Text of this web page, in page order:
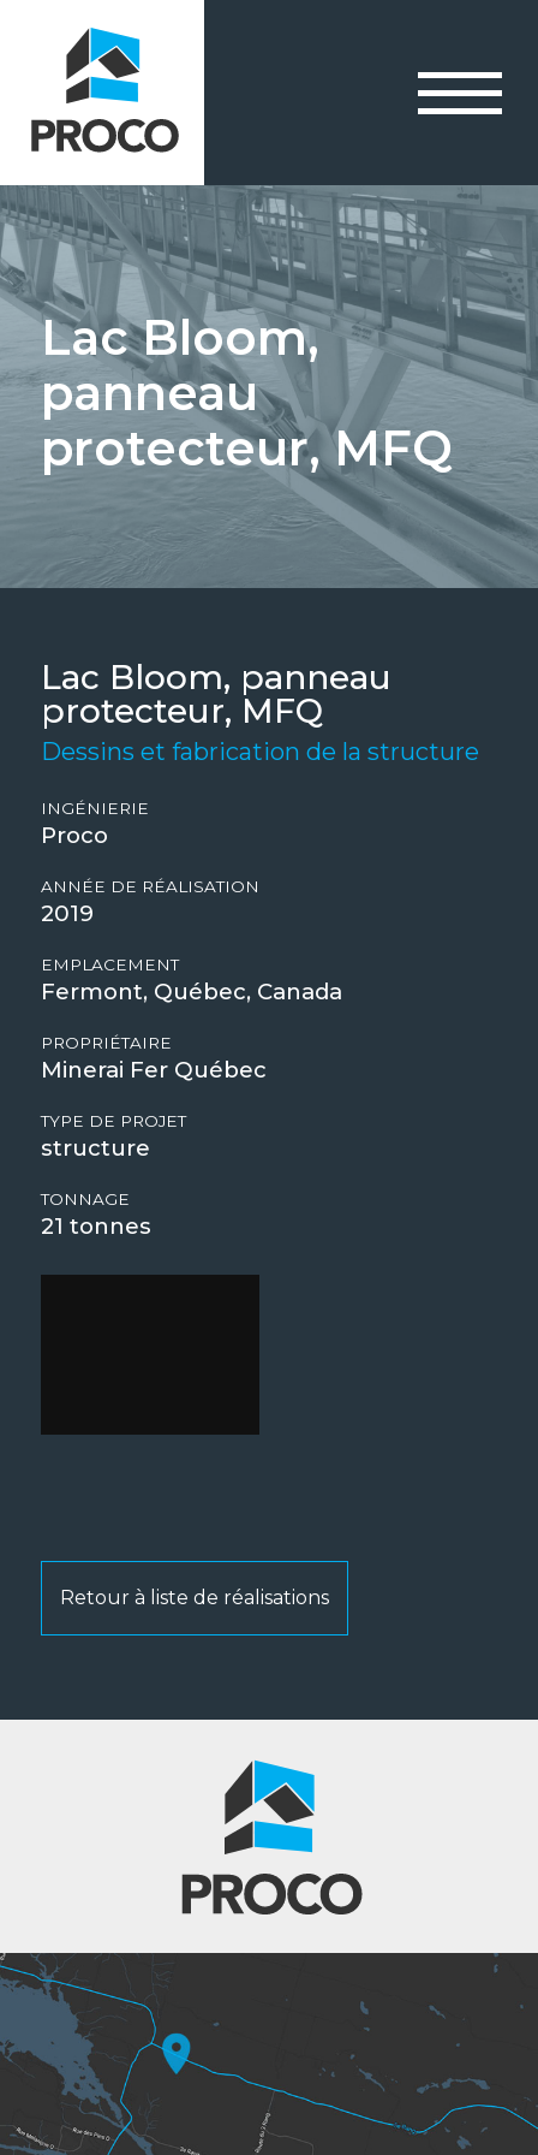
Lac Bloom,
panneau
protecteur, MFQ
Lac Bloom, panneau
protecteur, MFQ
Dessins et fabrication de la structure
INGÉNIERIE
Proco
ANNÉE DE RÉALISATION
2019
EMPLACEMENT
Fermont, Québec, Canada
PROPRIÉTAIRE
Minerai Fer Québec
TYPE DE PROJET
structure
TONNAGE
21
Retour à liste de réalisations